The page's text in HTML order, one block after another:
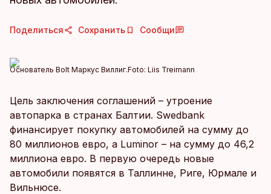
Поделиться Сохранить Сообщи
Основатель Bolt Маркус Виллиг.Foto: Liis Treimann
Цель заключения соглашений – утроение
автопарка в странах Балтии. Swedbank
финансирует покупку автомобилей на сумму до
80 миллионов евро, а Luminor – на сумму до 46,2
миллиона евро. В первую очередь новые
автомобили появятся в Таллинне, Риге, Юрмале и
Вильнюсе.